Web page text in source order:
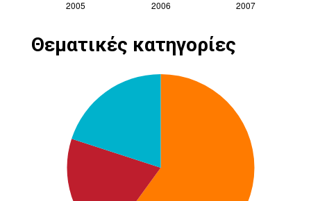
Θεματικές κατηγορίες